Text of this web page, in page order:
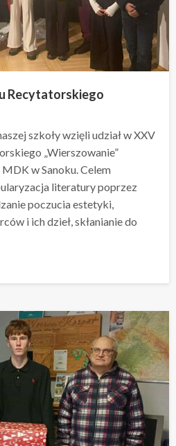
Recytatorskiego
szkoły wzięli udział w XXV
„Wierszowanie”
w Sanoku. Celem
literatury poprzez
poczucia estetyki,
i ich dzieł, skłanianie do